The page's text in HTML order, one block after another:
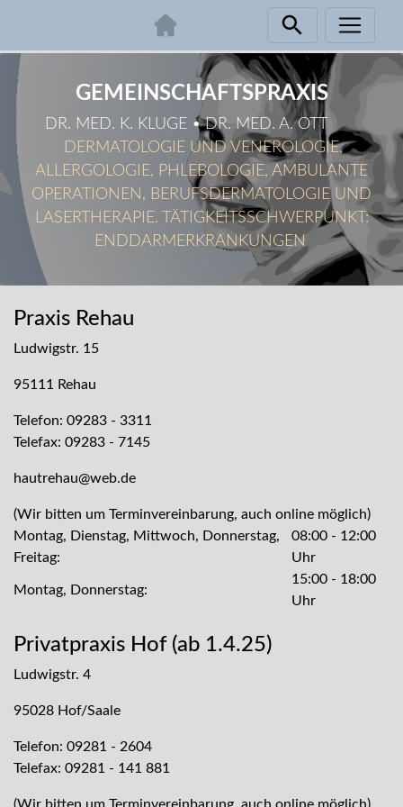
Zum
Inhalt
GEMEINSCHAFTSPRAXIS
DR. MED. K. KLUGE • DR. MED. A. OTT
DERMATOLOGIE UND VENEROLOGIE,
ALLERGOLOGIE, PHLEBOLOGIE, AMBULANTE
OPERATIONEN, BERUFSDERMATOLOGIE UND
LASERTHERAPIE. TÄTIGKEITSSCHWERPUNKT:
ENDDARMERKRANKUNGEN
Praxis Rehau
Ludwigstr. 15
95111 Rehau
Telefon: 09283 - 3311
Telefax: 09283 - 7145
hautrehau@web.de
(Wir bitten um Terminvereinbarung, auch online möglich)
Montag, Dienstag, Mittwoch, Donnerstag,
Freitag:
08:00 - 12:00
Uhr
Montag, Donnerstag:
15:00 - 18:00
Uhr
Privatpraxis Hof (ab 1.4.25)
Ludwigstr. 4
95028 Hof/Saale
Telefon: 09281 - 2604
Telefax: 09281 - 141 881